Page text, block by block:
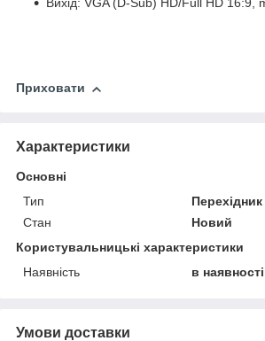
Вихід: VGA (D-Sub) HD/Full HD 16:9,
Приховати
Характеристики
Основні
Тип
Перехідник
Стан
Новий
Користувальницькі характеристики
Наявність
в наявності
Умови доставки